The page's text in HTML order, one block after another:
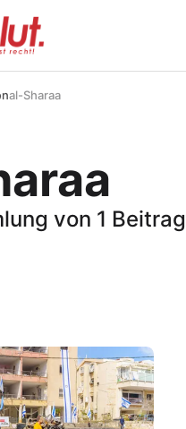
al-Sharaa
von 1 Beitrag